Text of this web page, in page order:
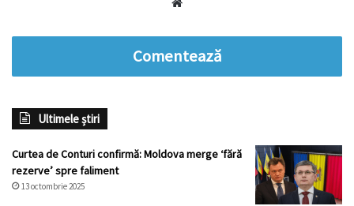
Comentează
Ultimele știri
Curtea de Conturi confirmă: Moldova merge ‘fără
rezerve’ spre faliment
13 octombrie 2025